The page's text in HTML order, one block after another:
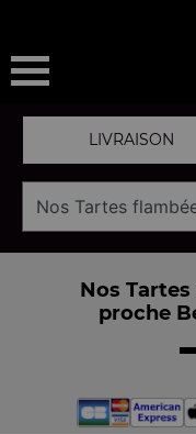
LIVRAISON
Nos
proche